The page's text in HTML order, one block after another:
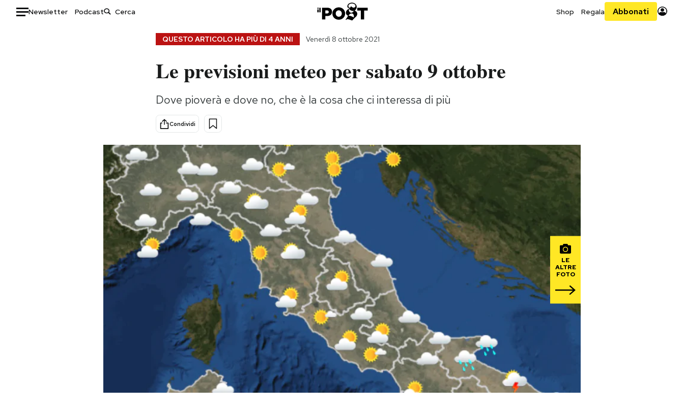
Newsletter Podcast Shop Regala Abbonati
Consumismi
Storie/Idee
Ok Boomer!
Media
Europa
Altrecose
Mondiali calcio 2026
QUESTO ARTICOLO HA PIÙ DI 4 ANNI Venerdì 8 ottobre 2021
Le previsioni meteo per sabato 9 ottobre
Dove pioverà e dove no, che è la cosa che ci interessa di più
Condividi
LE
ALTRE
FOTO